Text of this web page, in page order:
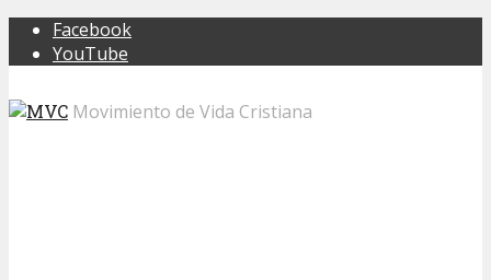
Facebook
YouTube
Movimiento de Vida Cristiana